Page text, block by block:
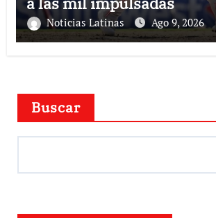
Noticias Latinas Ago 9, 2026
Buscar